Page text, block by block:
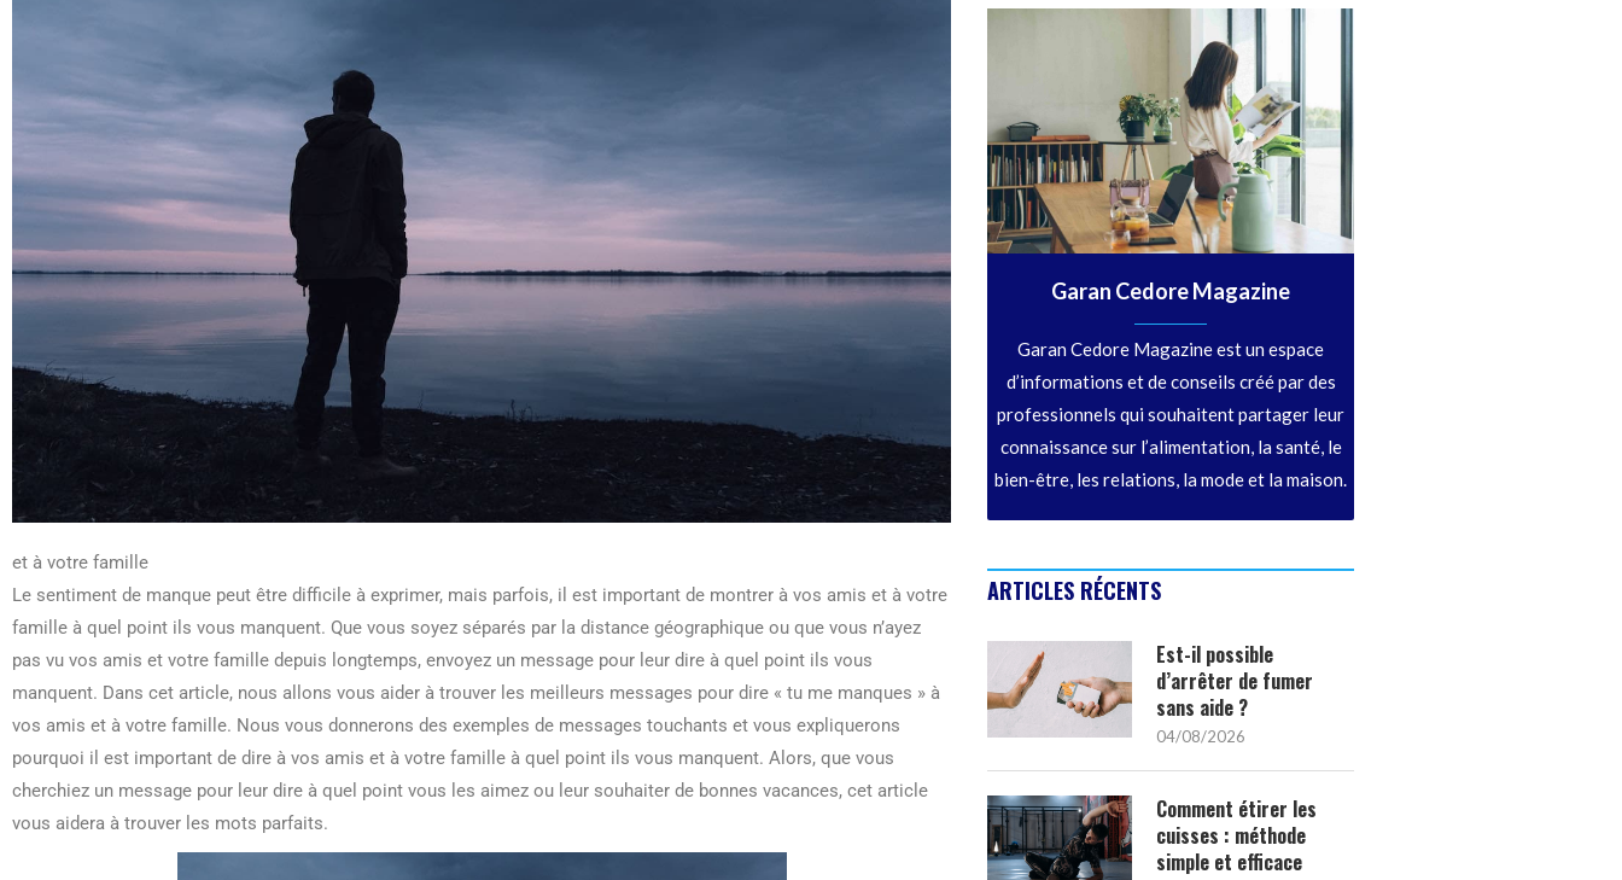
et à votre famille
Le sentiment de manque peut être difficile à exprimer, mais parfois, il est important de montrer à vos amis et à votre
famille à quel point ils vous manquent. Que vous soyez séparés par la distance géographique ou que vous n’ayez
pas vu vos amis et votre famille depuis longtemps, envoyez un message pour leur dire à quel point ils vous
manquent. Dans cet article, nous allons vous aider à trouver les meilleurs messages pour dire « tu me manques » à
vos amis et à votre famille. Nous vous donnerons des exemples de messages touchants et vous expliquerons
pourquoi il est important de dire à vos amis et à votre famille à quel point ils vous manquent. Alors, que vous
cherchiez un message pour leur dire à quel point vous les aimez ou leur souhaiter de bonnes vacances, cet article
vous aidera à trouver les mots parfaits.
Garan Cedore Magazine
Garan Cedore Magazine est un espace
d’informations et de conseils créé par des
professionnels qui souhaitent partager leur
connaissance sur l’alimentation, la santé, le
bien-être, les relations, la mode et la maison.
ARTICLES RÉCENTS
Est-il possible
d’arrêter de fumer
sans aide ?
04/08/2026
Comment étirer les
cuisses : méthode
simple et efficace